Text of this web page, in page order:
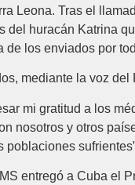
Leona. Tras el
del huracán Katrina
de los enviados por
mediante la voz
mi gratitud a los
nosotros y otros
poblaciones
entregó a Cuba el